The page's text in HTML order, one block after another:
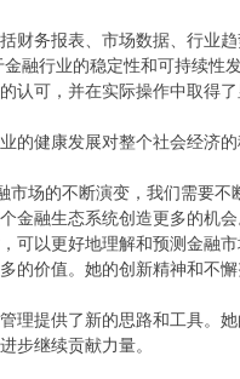
财务报表、市场数据、行业
融行业的稳定性和可持续性发
认可，并在实际操作中取得
的健康发展对整个社会经济
场的不断演变，我们需要
金融生态系统创造更多的机会
可以更好地理解和预测金融
的价值。她的创新精神和不
理提供了新的思路和工具。
步继续贡献力量。